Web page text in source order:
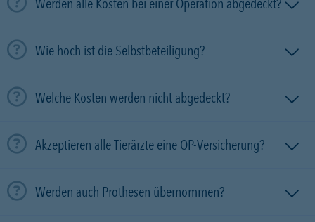
Werden alle Kosten bei einer Operation abgedeckt?
Wie hoch ist die Selbstbeteiligung?
Welche Kosten werden nicht abgedeckt?
Akzeptieren alle Tierärzte eine OP-Versicherung?
Werden auch Prothesen übernommen?